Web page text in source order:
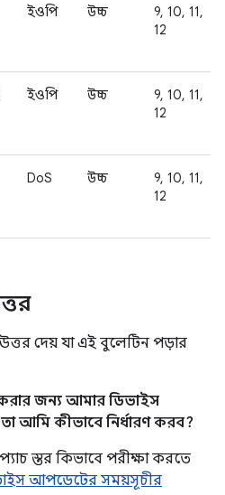
ইওপি উচ্চ
9, 10, 11,
12
ইওপি উচ্চ
9, 10, 11,
12
DoS উচ্চ
9, 10, 11,
12
উত্তর দেয় যা এই বুলেটিন পড়ার
জন্য আমার ডিভাইস
আমি কীভাবে নির্ধারণ করব?
স্তর কিভাবে পরীক্ষা করতে
আপডেটের সময়সূচীর